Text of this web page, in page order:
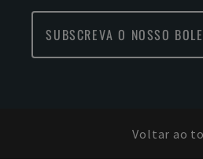
SUBSCREVA O NOSSO
Voltar ao